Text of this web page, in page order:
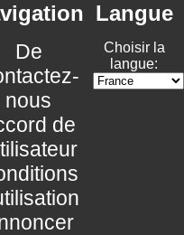
De
nous
de
Langue
Choisir la
langue: